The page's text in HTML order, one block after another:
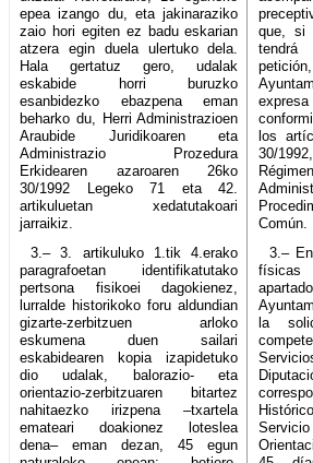
epea izango du, eta jakinaraziko
zaio hori egiten ez badu eskarian
atzera egin duela ulertuko dela.
Hala gertatuz gero, udalak
eskabide horri buruzko
esanbidezko ebazpena eman
beharko du, Herri Administrazioen
Araubide Juridikoaren eta
Administrazio Prozedura
Erkidearen azaroaren 26ko
30/1992 Legeko 71 eta 42.
artikuluetan xedatutakoari
jarraikiz.
que, si
los
30/
Común.
3.– 3. artikuluko 1.tik 4.erako
paragrafoetan identifikatutako
pertsona fisikoei dagokienez,
lurralde historikoko foru aldundian
gizarte-zerbitzuen arloko
eskumena duen sailari
eskabidearen kopia izapidetuko
dio udalak, balorazio- eta
orientazio-zerbitzuaren bitartez
nahitaezko irizpena –txartela
emateari doakionez loteslea
dena– eman dezan, 45 egun
3.–
la